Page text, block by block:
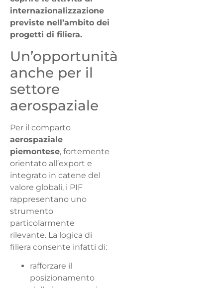
internazionalizzazione
previste nell’ambito dei
progetti di filiera.
Un’opportunità
anche per il
settore
aerospaziale
Per il comparto
aerospaziale
piemontese, fortemente
orientato all’export e
integrato in catene del
valore globali, i PIF
rappresentano uno
strumento
particolarmente
rilevante. La logica di
filiera consente infatti di:
rafforzare il
posizionamento